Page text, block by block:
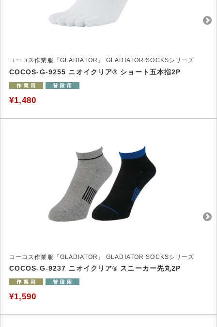
コーコス作業服『GLADIATOR』 GLADIATOR SOCKSシリーズ
COCOS-G-9255 ニオイクリア® ショート五本指2P
¥1,480
コーコス作業服『GLADIATOR』 GLADIATOR SOCKSシリーズ
COCOS-G-9237 ニオイクリア® スニーカー先丸2P
¥1,590